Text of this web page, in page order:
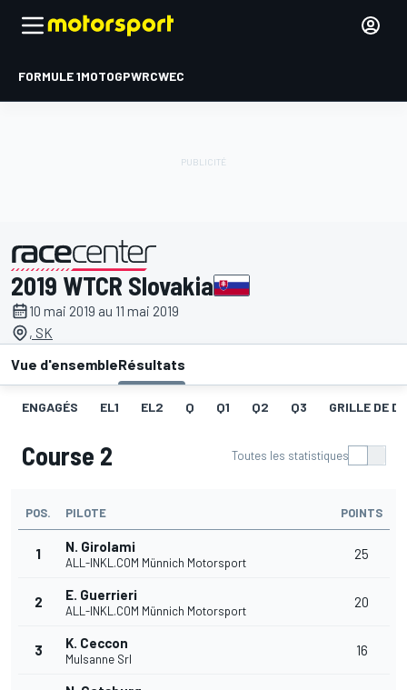
FORMULE 1MOTOGPWRCWEC
présenté par
2019 WTCR Slovakia
10 mai 2019 au 11 mai 2019
, SK
Vue d'ensembleRésultats
ENGAGÉS EL1 EL2 Q Q1 Q2 Q3 GRILLE DE
Course 2 Toutes les statistiques
POS. PILOTE POINTS
1 N. Girolami
ALL-INKL.COM Münnich Motorsport
25
2 E. Guerrieri
ALL-INKL.COM Münnich Motorsport
20
3 K. Ceccon
Mulsanne Srl
16